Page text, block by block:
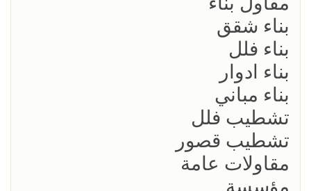
بناء شقق
بناء فلل
بناء ادوار
بناء مباني
تشطيب فلل
تشطيب قصور
مقاولات عامة
مؤسسة